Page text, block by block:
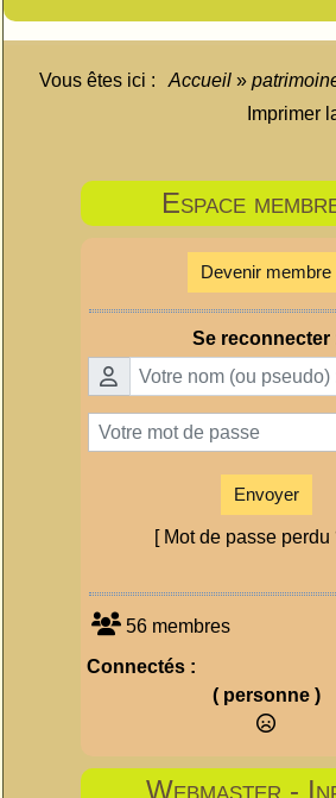
Vous êtes ici : Accueil »
Imprimer
Espace
Devenir membre
Se reconnecter
Envoyer
[ Mot de passe perdu
56 membres
Connectés :
( personne )
Webmaster -